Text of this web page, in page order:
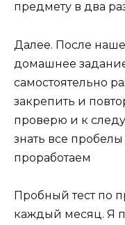
предмету в два
Далее. После
домашнее
самостоятельно
закрепить и
проверю и к
знать все
проработаем
Пробный тест по
каждый месяц. Я